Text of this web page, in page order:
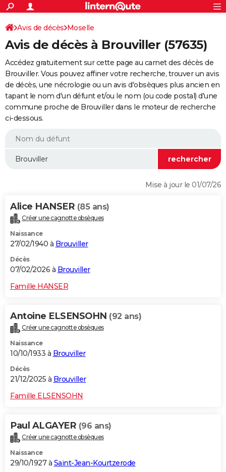
ACTUALITÉS
Politique
Société
Faits Divers
Education
Monde
Villes
+
SPORT
Coupe du monde 2026
Football
Tennis
Cyclisme
Rugby
Forum
Programme TV
TNT
Streaming
Cinéma
Sorties cinéma
Musique
+
FINANCE
Retraite
Epargne
Immobilier
Risques naturels par ville
Assurance
AUTO
Essais
Réserver un essai
Citadines
Berlines
SUV
Forum auto
+HIGH-TECH
BRICOLAGE
WEEK-END
Alimentation
Guide de la santé
Maladies
Médicaments
Sommeil
VOYAGE
Destinations
City break
Voyage nature
Voyage de noces
Forum
Climat
+PHOTO
GUIDES D'ACHAT
Carte de Noël
Carte Bonne année
Carte Saint-Valentin
Carte Pâques
Carte d'anniversaire
DICTIONNAIRE
Dictionnaire
Biographies
Citations
Expressions
Proverbes
PROGRAMME TV
S'inscrire
Se connecter
Lycées
Collèges
Primaires
Universités
Entreprises
Service militaire
Avis de recherche
AVIS DE DÉCÈS
FORUM
Bricolage
Lifestyle
Culture
Television
Voyage
Avis de décès Moselle
Avis de décès à Brouviller (57635)
Accédez gratuitement sur cette page au carnet des décès de
Brouviller. Vous pouvez affiner votre recherche, trouver un avis
de décès, une nécrologie ou un avis d'obsèques plus ancien en
tapant le nom d'un défunt et/ou le nom (ou code postal) d'une
commune proche de Brouviller dans le moteur de recherche
ci-dessous.
Mise à jour le 01/07/26
Alice HANSER (85 ans)
Créer une cagnotte obsèques
Naissance
27/02/1940 à Brouviller
Décès
07/02/2026 à Brouviller
Famille HANSER
Antoine ELSENSOHN (92 ans)
Créer une cagnotte obsèques
Naissance
10/10/1933 à Brouviller
Décès
21/12/2025 à Brouviller
Famille ELSENSOHN
Paul ALGAYER (96 ans)
Créer une cagnotte obsèques
Naissance
29/10/1927 à Saint-Jean-Kourtzerode